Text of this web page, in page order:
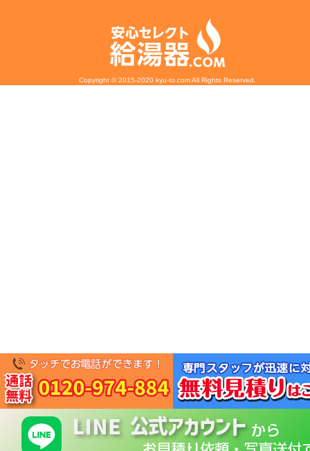
Copyright © 2015-2020 kyu-to.com All Rights Reserved.